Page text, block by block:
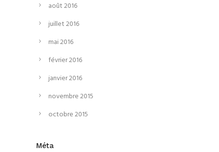
août 2016
juillet 2016
mai 2016
février 2016
janvier 2016
novembre 2015
octobre 2015
Méta